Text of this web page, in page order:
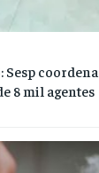
Sesp
8 mil agentes